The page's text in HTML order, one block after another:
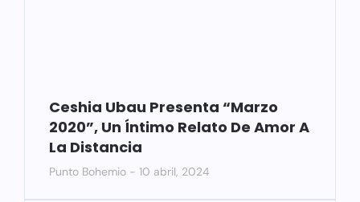
Ceshia Ubau Presenta “Marzo
2020”, Un Íntimo Relato De Amor A
La Distancia
Punto Bohemio 10 abril, 2024